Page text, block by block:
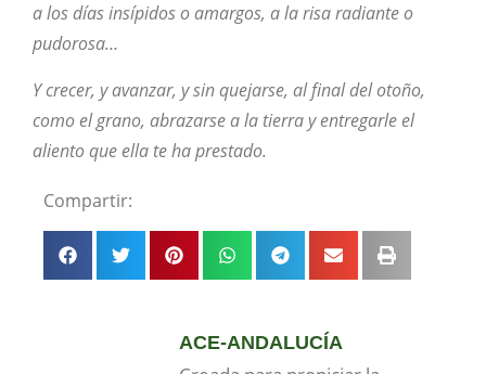
a los días insípidos o amargos, a la risa radiante o
pudorosa…
Y crecer, y avanzar, y sin quejarse, al final del otoño,
como el grano, abrazarse a la tierra y entregarle el
aliento que ella te ha prestado.
Compartir:
ACE-ANDALUCÍA